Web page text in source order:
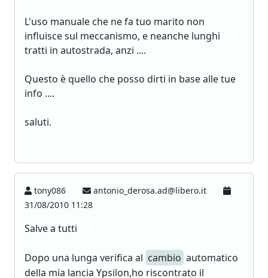
L'uso manuale che ne fa tuo marito non
influisce sul meccanismo, e neanche lunghi
tratti in autostrada, anzi ....
Questo è quello che posso dirti in base alle tue
info ....
saluti.
tony086
antonio_derosa.ad@libero.it
31/08/2010 11:28
Salve a tutti
Dopo una lunga verifica al cambio automatico
della mia lancia Ypsilon,ho riscontrato il